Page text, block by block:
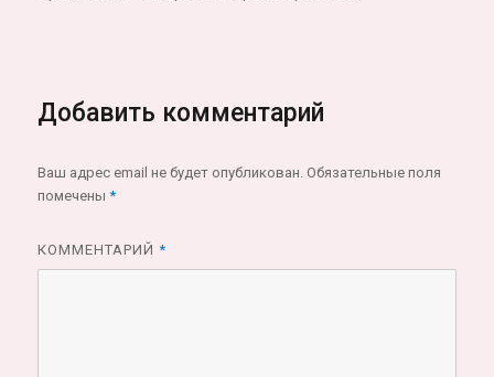
Добавить комментарий
Ваш адрес email не будет опубликован. Обязательные поля
помечены*
КОММЕНТАРИЙ*